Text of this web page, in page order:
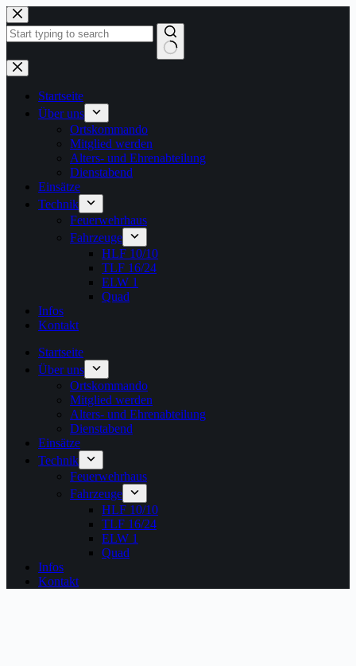
Zum
Inhalt
springen
Keine
Ergebnisse
Startseite
Über uns
Ortskommando
Mitglied werden
Alters- und Ehrenabteilung
Dienstabend
Einsätze
Technik
Feuerwehrhaus
Fahrzeuge
HLF 10/10
TLF 16/24
ELW 1
Quad
Infos
Kontakt
Startseite
Über uns
Ortskommando
Mitglied werden
Alters- und Ehrenabteilung
Dienstabend
Einsätze
Technik
Feuerwehrhaus
Fahrzeuge
HLF 10/10
TLF 16/24
ELW 1
Quad
Infos
Kontakt